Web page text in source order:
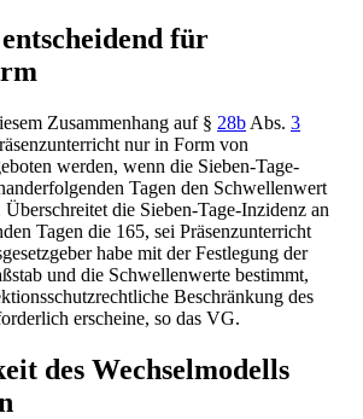
für
Zusammenhang auf § 28b Abs. 3
nur in Form von
werden, wenn die Sieben-Tage-
Tagen den Schwellenwert
die Sieben-Tage-Inzidenz an
Tagen die 165, sei Präsenzunterricht
habe mit der Festlegung der
und die Schwellenwerte bestimmt,
Beschränkung des
erscheine, so das VG.
des Wechselmodells